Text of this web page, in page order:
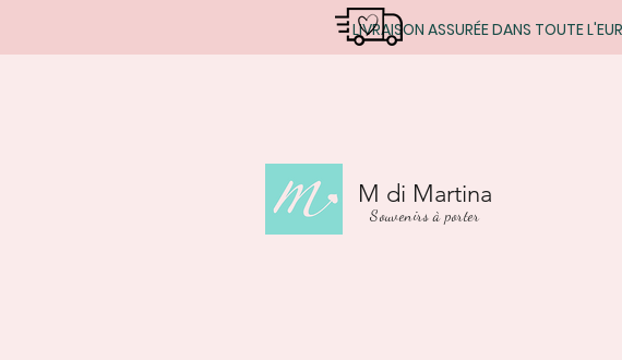
LIVRAISON ASSURÉE DANS TOUTE
M di Martina
Souvenirs à porter